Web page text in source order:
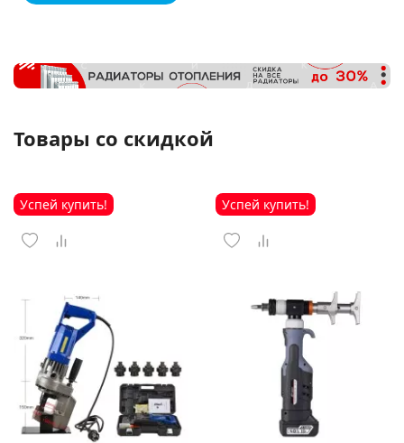
Товары со скидкой
Успей купить! Успей купить!